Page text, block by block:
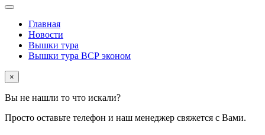
Главная
Новости
Вышки тура
Вышки тура ВСР эконом
×
Вы не нашли то что искали?
Просто оставьте телефон и наш менеджер свяжется с Вами.